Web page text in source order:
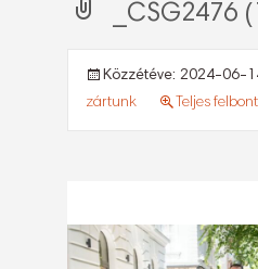
_CSG2476
Közzétéve: 2024-06-
zártunk
Teljes